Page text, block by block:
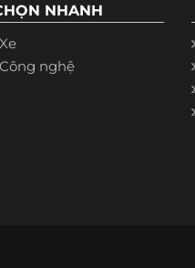
NHANH
Xe
Công nghệ